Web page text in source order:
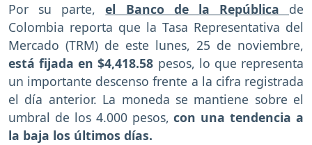
Por su parte,el Banco de la República de
Colombia reporta que la Tasa Representativa del
Mercado (TRM) de este lunes, 25 de noviembre,
está fijada en $4,418.58 pesos, lo que representa
un importante descenso frente a la cifra registrada
el día anterior. La moneda se mantiene sobre el
umbral de los 4.000 pesos,con una tendencia a
la baja los últimos días.